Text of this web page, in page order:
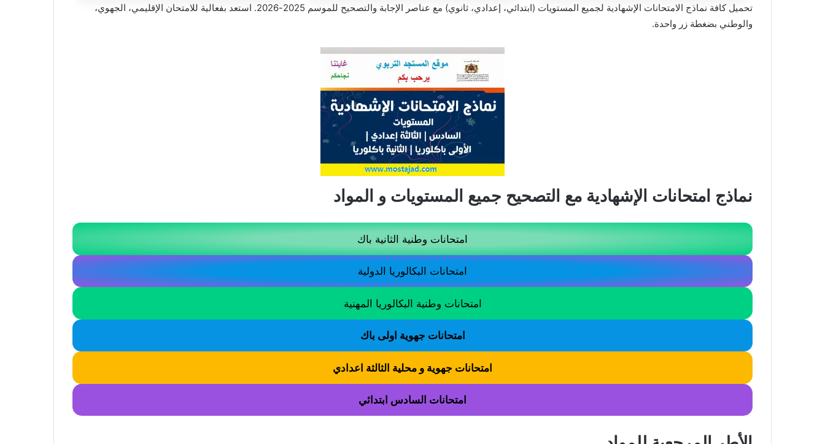
تحميل كافة نماذج الامتحانات الإشهادية لجميع المستويات (ابتدائي، إعدادي، ثانوي) مع عناصر الإجابة والتصحيح للموسم 2025-2026. استعد بفعالية للامتحان الإقليمي، الجهوي،
والوطني بضغطة زر واحدة.
نماذج امتحانات الإشهادية مع التصحيح جميع المستويات و المواد
امتحانات وطنية الثانية باك
امتحانات البكالوريا الدولية
امتحانات وطنية البكالوريا المهنية
امتحانات جهوية اولى باك
امتحانات جهوية و محلية الثالثة اعدادي
امتحانات السادس ابتدائي